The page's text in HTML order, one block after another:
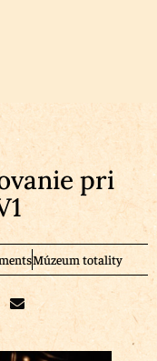
pri
Múzeum totality